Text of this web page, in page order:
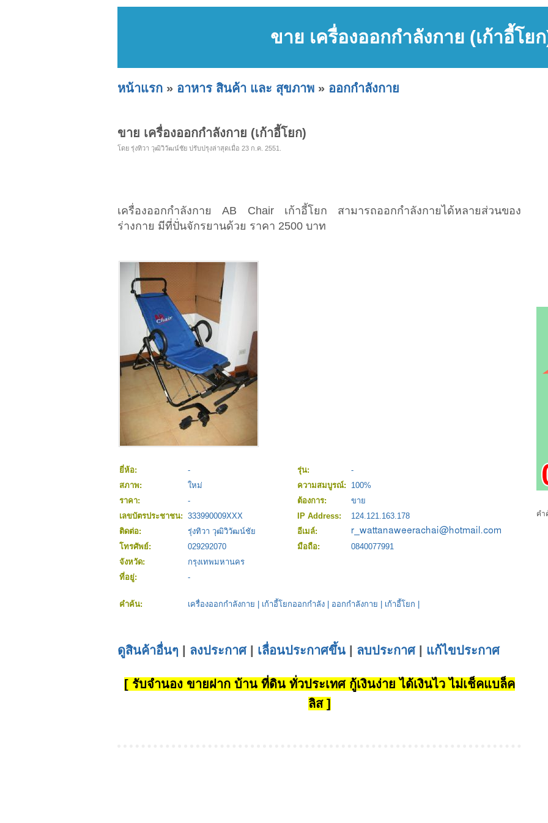
ขาย เครื่องออกกำลังกาย (เก้าอี้โย
หน้าแรก » อาหาร สินค้า และ สุขภาพ » ออกกำลังกาย
ขาย เครื่องออกกำลังกาย (เก้าอี้โยก)
โดย รุ่งทิวา วุฒิวิวัฒน์ชัย ปรับปรุงล่าสุดเมื่อ 23 ก.ค. 2551.
เครื่องออกกำลังกาย AB Chair เก้าอี้โยก สามารถออกกำลังกายได้หลายส่วนของ
ร่างกาย มีที่ปั่นจักรยานด้วย ราคา 2500 บาท
ยี่ห้อ: - รุ่น:
-
สภาพ:
ใหม่ ความสมบูรณ์:
100%
ราคา:
- ต้องการ:
ขาย
เลขบัตรประชาชน: 333990009XXX IP Address:
124.121.163.178
ติดต่อ:
รุ่งทิวา วุฒิวิวัฒน์ชัย
อีเมล์:
โทรศัพย์:
029292070 มือถือ:
0840077991
จังหวัด:
กรุงเทพมหานคร
ที่อยู่:
-
คำค้น: เครื่องออกกำลังกาย เก้าอี้โยกออกกำลัง ออกกำลังกาย เก้าอี้โยก
ดูสินค้าอื่นๆ ลงประกาศ| เลื่อนประกาศขึ้น ลบประกาศ| แก้ไขประกาศ
[ รับจำนอง ขายฝาก บ้าน ที่ดิน ทั่วประเทศ กู้เงินง่าย ได้เงินไว ไม่เช็คแบล็ค
ลิส ]
คำ